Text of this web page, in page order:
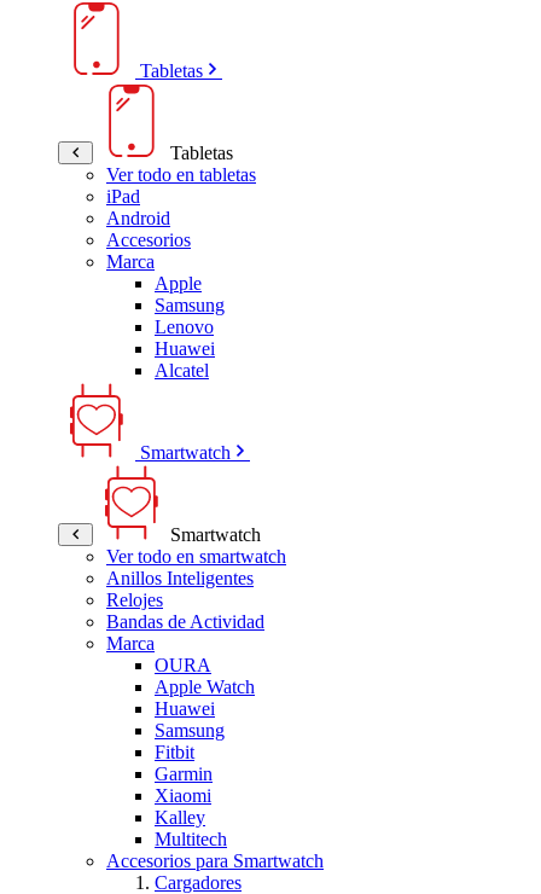
Tabletas
Tabletas
Ver todo en tabletas
iPad
Android
Accesorios
Marca
Apple
Samsung
Lenovo
Huawei
Alcatel
Smartwatch
Smartwatch
Ver todo en smartwatch
Anillos Inteligentes
Relojes
Bandas de Actividad
Marca
OURA
Apple Watch
Huawei
Samsung
Fitbit
Garmin
Xiaomi
Kalley
Multitech
Accesorios para Smartwatch
Cargadores